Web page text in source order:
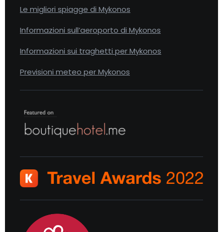
Le migliori spiagge di Mykonos
Informazioni sull’aeroporto di Mykonos
Informazioni sui traghetti per Mykonos
Previsioni meteo per Mykonos